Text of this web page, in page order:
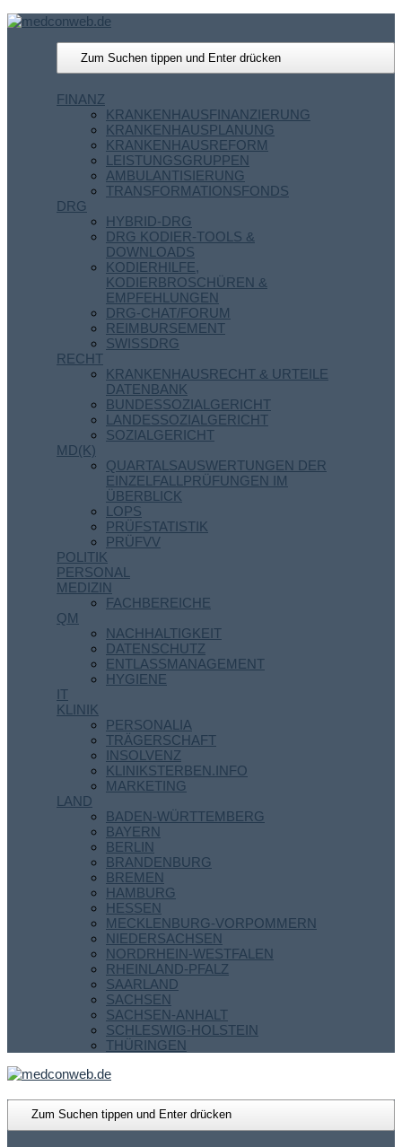
FINANZ
KRANKENHAUSFINANZIERUNG
KRANKENHAUSPLANUNG
KRANKENHAUSREFORM
LEISTUNGSGRUPPEN
AMBULANTISIERUNG
TRANSFORMATIONSFONDS
DRG
HYBRID-DRG
DRG KODIER-TOOLS &
DOWNLOADS
KODIERHILFE,
KODIERBROSCHÜREN &
EMPFEHLUNGEN
DRG-CHAT/FORUM
REIMBURSEMENT
SWISSDRG
RECHT
KRANKENHAUSRECHT & URTEILE
DATENBANK
BUNDESSOZIALGERICHT
LANDESSOZIALGERICHT
SOZIALGERICHT
MD(K)
QUARTALSAUSWERTUNGEN DER
EINZELFALLPRÜFUNGEN IM
ÜBERBLICK
LOPS
PRÜFSTATISTIK
PRÜFVV
POLITIK
PERSONAL
MEDIZIN
FACHBEREICHE
QM
NACHHALTIGKEIT
DATENSCHUTZ
ENTLASSMANAGEMENT
HYGIENE
IT
KLINIK
PERSONALIA
TRÄGERSCHAFT
INSOLVENZ
KLINIKSTERBEN.INFO
MARKETING
LAND
BADEN-WÜRTTEMBERG
BAYERN
BERLIN
BRANDENBURG
BREMEN
HAMBURG
HESSEN
MECKLENBURG-VORPOMMERN
NIEDERSACHSEN
NORDRHEIN-WESTFALEN
RHEINLAND-PFALZ
SAARLAND
SACHSEN
SACHSEN-ANHALT
SCHLESWIG-HOLSTEIN
THÜRINGEN